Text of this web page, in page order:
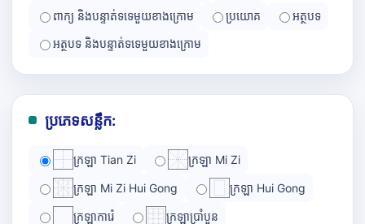
ពាក្យ និងបន្ទាត់ទទេមួយខាងក្រោម
ប្រយោគ
អត្ថបទ
អត្ថបទ និងបន្ទាត់ទទេមួយខាងក្រោម
ប្រភេទសន្លឹក:
ក្រឡា Tian Zi ក្រឡា Mi Zi
ក្រឡា Mi Zi Hui Gong ក្រឡា Hui Gong
ក្រឡាការ៉េ ក្រឡាប្រាំបួន